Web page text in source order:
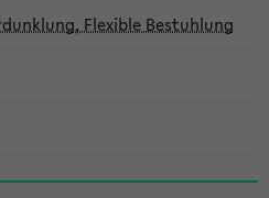
Flexible Bestuhlung